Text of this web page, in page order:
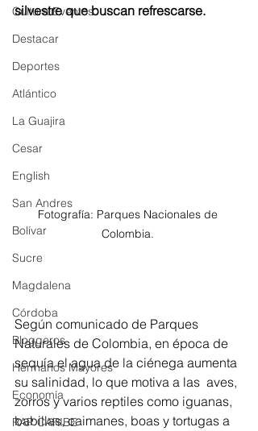
Cultura Eventos
Destacar
Deportes
Atlántico
La Guajira
Cesar
English
San Andres
Bolívar
Sucre
Magdalena
Córdoba
Bloggeros
Hermanos Mayores
Economía
RAP CARIBE
silvestre que buscan refrescarse.
Fotografía: Parques Nacionales de
Colombia.
Según comunicado de Parques
Naturales de Colombia, en época de
sequía el agua de la ciénega aumenta
su salinidad, lo que motiva a las aves,
zorros y varios reptiles como iguanas,
babillas, caimanes, boas y tortugas a